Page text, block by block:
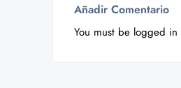
Añadir Comentario
You must be logged in